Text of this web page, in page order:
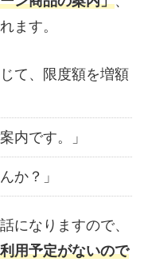
ます。
て、限度額を増額
内です。」
か？」
になりますので、
用予定がないので